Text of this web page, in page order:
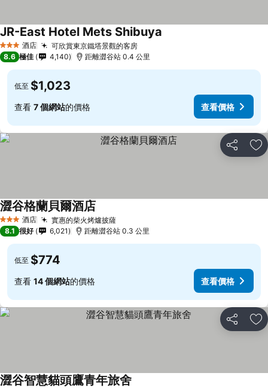
3 星級 酒店 可欣賞東京鐵塔景觀的客房
JR-East Hotel Mets Shibuya
8.6 極佳 4,140 距離澀谷站 0.4 公里
低至 $1,023
查看 7 個網站的價格 查看價格
分享 放
3 星級 酒店 實惠的柴火烤爐披薩
澀谷格蘭貝爾酒店
8.1 很好 6,021 距離澀谷站 0.3 公里
低至 $774
查看 14 個網站的價格 查看價格
分享 放
澀谷智慧貓頭鷹青年旅舍